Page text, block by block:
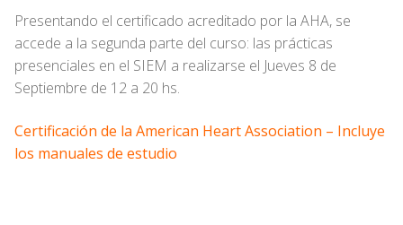
Presentando el certificado acreditado por la AHA, se
accede a la segunda parte del curso: las prácticas
presenciales en el SIEM a realizarse el Jueves 8 de
Septiembre de 12 a 20 hs.
Certificación de la American Heart Association – Incluye
los manuales de estudio